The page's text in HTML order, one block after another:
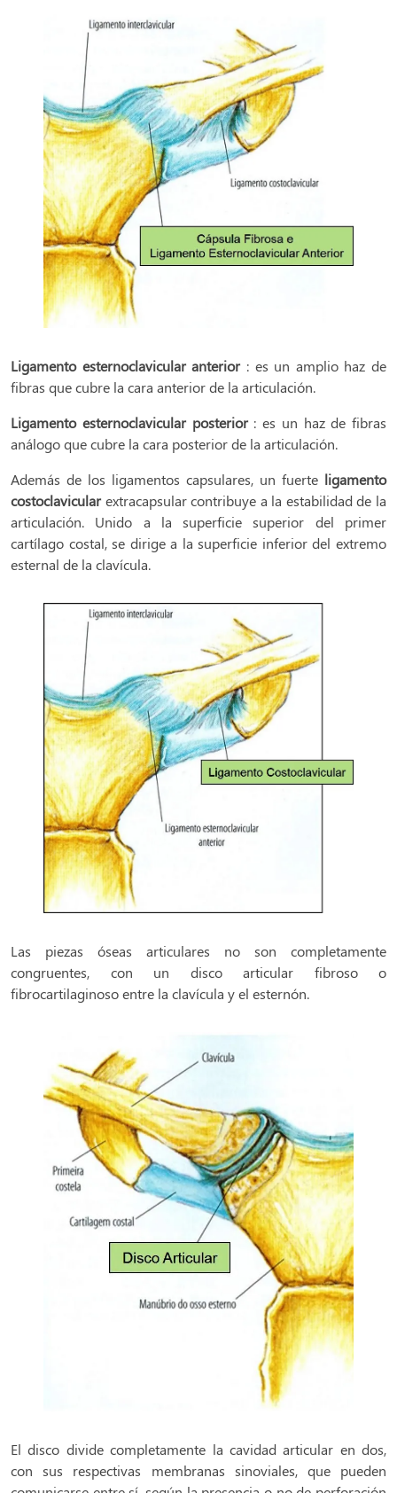
Ligamento esternoclavicular anterior: es un amplio haz de
fibras que cubre la cara anterior de la articulación.
Ligamento esternoclavicular posterior: es un haz de fibras
análogo que cubre la cara posterior de la articulación.
Además de los ligamentos capsulares, un fuerte ligamento
costoclavicularextracapsular contribuye a la estabilidad de la
articulación. Unido a la superficie superior del primer
cartílago costal, se dirige a la superficie inferior del extremo
esternal de la clavícula.
Las piezas óseas articulares no son completamente
congruentes, con un disco articular fibroso o
fibrocartilaginoso entre la clavícula y el esternón.
El disco divide completamente la cavidad articular en dos,
con sus respectivas membranas sinoviales, que pueden